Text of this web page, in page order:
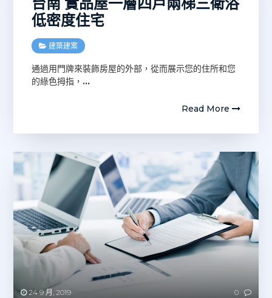
台南 實品屋一層四戶兩梯三衛浴
低密度住宅
建築建案
通過用門牌來裝飾房屋的外部，從而展示您的住所和您
的綠色拇指， …
Read More
24 9 月, 2019 0